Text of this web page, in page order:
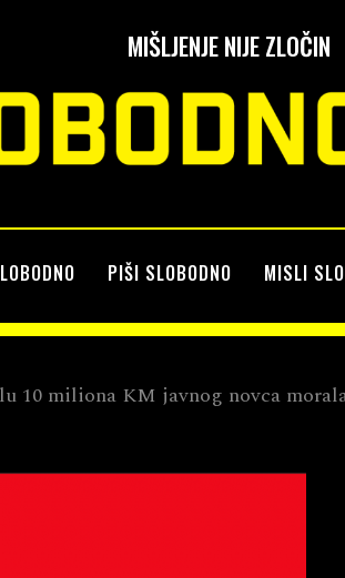
MIŠLJENJE NIJE ZLOČIN
PIŠI SLOBODNO MISLI
10 miliona KM javnog novca